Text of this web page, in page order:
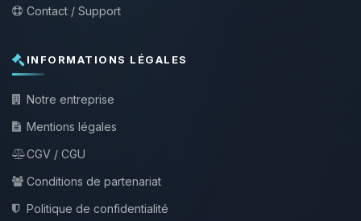
Contact / Support
INFORMATIONS LÉGALES
Notre entreprise
Mentions légales
CGV / CGU
Conditions de partenariat
Politique de confidentialité